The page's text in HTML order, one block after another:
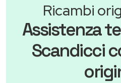
Ricambi
Assistenza
Scandicci